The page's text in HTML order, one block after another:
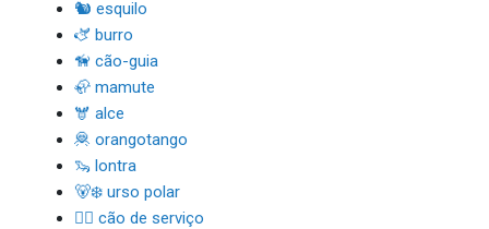
🐿 esquilo
🫏 burro
🦮 cão-guia
🦣 mamute
🫎 alce
🦧 orangotango
🦦 lontra
🐻‍❄️ urso polar
🐕‍🦺 cão de serviço